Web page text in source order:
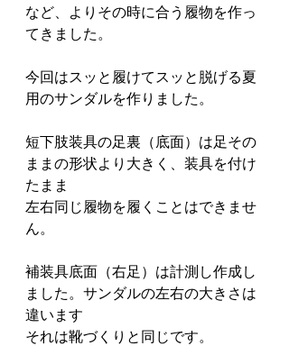
など、よりその時に合う履物を作っ
てきました。
今回はスッと履けてスッと脱げる夏
用のサンダルを作りました。
短下肢装具の足裏（底面）は足その
ままの形状より大きく、装具を付け
たまま
左右同じ履物を履くことはできませ
ん。
補装具底面（右足）は計測し作成し
ました。サンダルの左右の大きさは
違います
それは靴づくりと同じです。